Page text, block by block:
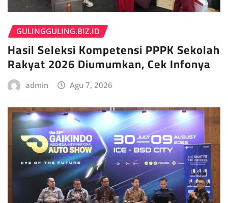
GULINGGULING.BIZ.ID
Hasil Seleksi Kompetensi PPPK Sekolah
Rakyat 2026 Diumumkan, Cek Infonya
admin Agu 7, 2026